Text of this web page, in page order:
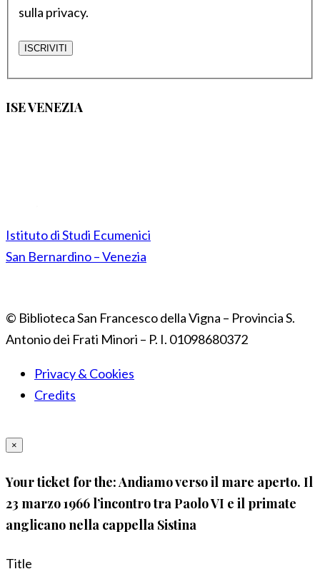
sulla privacy.
ISE VENEZIA
Istituto di Studi Ecumenici
San Bernardino – Venezia
© Biblioteca San Francesco della Vigna – Provincia S.
Antonio dei Frati Minori – P. I. 01098680372
Privacy & Cookies
Credits
×
Your ticket for the: Andiamo verso il mare aperto. Il
23 marzo 1966 l’incontro tra Paolo VI e il primate
anglicano nella cappella Sistina
Title